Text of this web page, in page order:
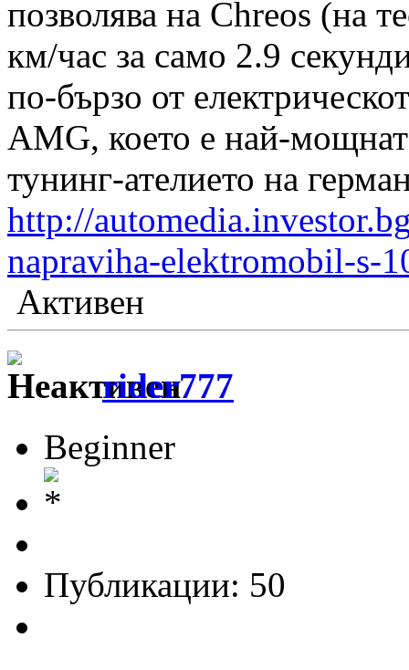
позволява на Chreos (на
км/час за само 2.9
по-бързо от
AMG, което е най-
тунинг-ателието на
http://
napraviha-elektromobil-s-
Активен
rider777
Beginner
Публикации: 50